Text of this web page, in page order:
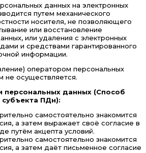
данных на электронных
путем механического
носителя, не позволяющего
или восстановление
или удаления с электронных
и средствами гарантированного
информации.
оператором персональных
не осуществляется.
персональных данных (Способ
субъекта ПДн):
самостоятельно знакомится
а затем выражает своё согласие в
путём акцепта условий.
самостоятельно знакомится
а затем даёт письменное согласие